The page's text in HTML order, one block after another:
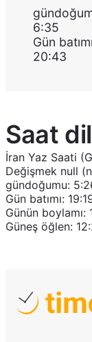
6:35
Gün batımı
20:43
Saat
İran Yaz Saati
Değişmek null
gündoğumu:
Gün batımı:
Günün boylamı:
Güneş öğlen: